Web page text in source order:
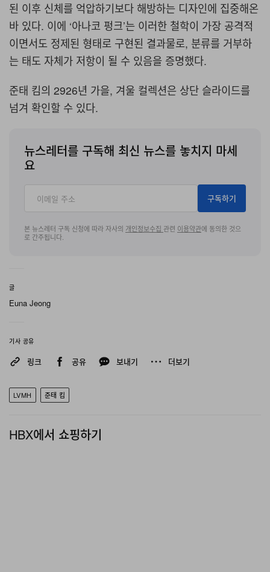
된 이후 신체를 억압하기보다 해방하는 디자인에 집중해온
바 있다. 이에 ‘아나코 펑크’는 이러한 철학이 가장 공격적
이면서도 정제된 형태로 구현된 결과물로, 분류를 거부하
는 태도 자체가 저항이 될 수 있음을 증명했다.
준태 킴의 2926년 가을, 겨울 컬렉션은 상단 슬라이드를
넘겨 확인할 수 있다.
뉴스레터를 구독해 최신 뉴스를 놓치지 마세
요
구독하기
본 뉴스레터 구독 신청에 따라 자사의 개인정보수집 관련 이용약관에 동의한 것으
로 간주됩니다.
글
Euna Jeong
기사 공유
링크 공유 보내기 더보기
LVMH 준태 킴
HBX에서 쇼핑하기